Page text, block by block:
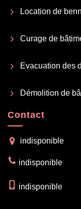
Location de
Curage de
Evacuation des
Démolition de
Contact
indisponible
indisponible
indisponible